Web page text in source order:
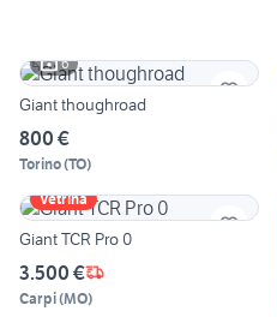
6
Giant thoughroad
800 €
Torino(TO)
Vetrina
Giant TCR Pro 0
3.500 €
Carpi(MO)